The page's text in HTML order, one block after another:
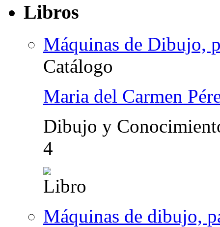
Libros
Máquinas de Dibujo,
Catálogo
Maria del Carmen
Dibujo y
4
Máquinas de dibujo,